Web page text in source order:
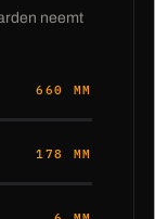
neemt
660 MM
178 MM